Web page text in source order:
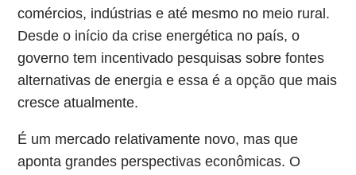
comércios, indústrias e até mesmo no meio rural.
Desde o início da crise energética no país, o
governo tem incentivado pesquisas sobre fontes
alternativas de energia e essa é a opção que mais
cresce atualmente.
É um mercado relativamente novo, mas que
aponta grandes perspectivas econômicas. O